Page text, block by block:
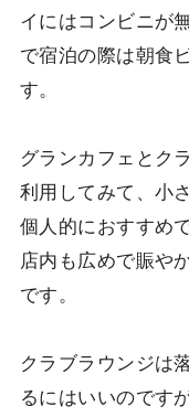
イにはコンビニが
で宿泊の際は朝食
す。
グランカフェとク
利用してみて、小
個人的におすすめで
店内も広めで賑や
です。
クラブラウンジは
るにはいいのです